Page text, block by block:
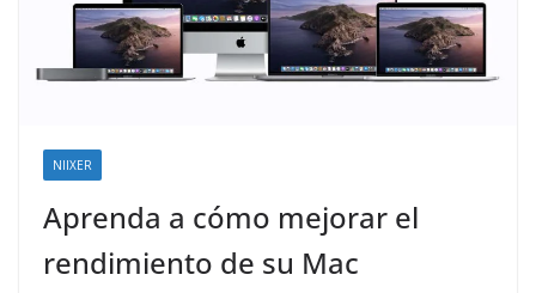
NIIXER
Aprenda a cómo mejorar el
rendimiento de su Mac